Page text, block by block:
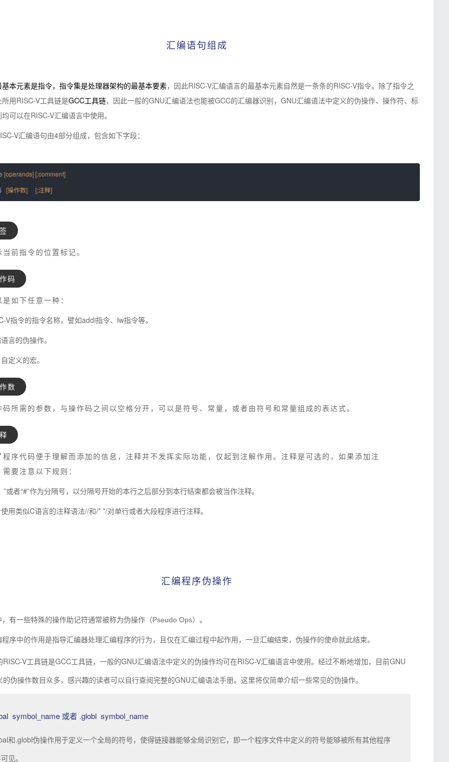
汇编语句组成
本元素是指令，指令集是处理器架构的最基本要素，因此RISC-V汇编语言的最基本元素自然是一条条的RISC-V指令。除了指令之
用RISC-V工具链是GCC工具链，因此一般的GNU汇编语法也能被GCC的汇编器识别，GNU汇编语法中定义的伪操作、操作符、标
可以在RISC-V汇编语言中使用。
V汇编语句由4部分组成，包含如下字段：
[operands] [;comment]
[操作数] [;注释]
当前指令的位置标记。
码
是如下任意一种：
V指令的指令名称，譬如addi指令、lw指令等。
言的伪操作。
定义的宏。
数
码所需的参数，与操作码之间以空格分开，可以是符号、常量，或者由符号和常量组成的表达式。
程序代码便于理解而添加的信息，注释并不发挥实际功能，仅起到注解作用。注释是可选的， 如果添加注
需要注意以下规则：
”或者“#”作为分隔号，以分隔号开始的本行之后部分到本行结束都会被当作注释。
用类似C语言的注释语法//和/* */对单行或者大段程序进行注释。
汇编程序伪操作
有一些特殊的操作助记符通常被称为伪操作（Pseudo Ops） 。
序中的作用是指导汇编器处理汇编程序的行为，且仅在汇编过程中起作用， 一旦汇编结束，伪操作的使命就此结束。
RISC-V工具链是GCC工具链，一般的GNU汇编语法中定义的伪操作均可在RISC-V汇编语言中使用。经过不断地增加，目前GNU
的伪操作数目众多，感兴趣的读者可以自行查阅完整的GNU汇编语法手册。这里将仅简单介绍一些常见的伪操作。
symbol_name 或者 .globl symbol_name
和.globl伪操作用于定义一个全局的符号，使得链接器能够全局识别它，即一个程序文件中定义的符号能够被所有其他程序
见。
91期-20241129)
场增速领先(第90期-20241031)
89期-20241015)
小组分享里程碑(第88期-20240918)
期-20240830)
期-20240815)
(第85期-20240731)
架构成热门(第84期-20240717)
(第83期-20240628)
(第82期-20240531)
能搜索到一个开发板简介的链接。
debug-spec-0.11nov12.pdf）在SiFve网站上已经找不到了，想找这份文档学习，谁能提供下载资源？十分感谢！
创新成果奖项